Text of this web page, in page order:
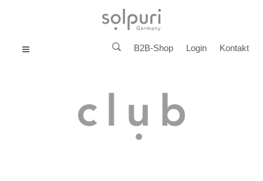
MENU B2B-Shop Login Kontakt